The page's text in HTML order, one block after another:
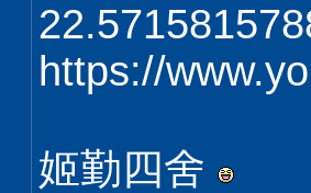
https://
姬勤四舍